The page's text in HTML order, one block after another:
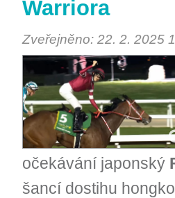
Warriora
Zveřejněno: 22. 2. 2025
očekávání japonský
šancí dostihu